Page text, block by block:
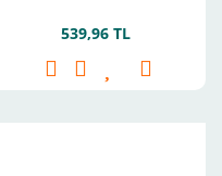
539,96 TL